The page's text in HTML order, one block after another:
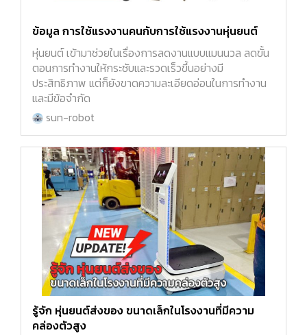
ข้อมูล การใช้แรงงานคนกับการใช้แรงงานหุ่นยนต์
หุ่นยนต์ เข้ามาช่วยในเรื่องการลดงานแบบแมนนวล ลดขั้น
ตอนการทำงานให้กระชับและรวดเร็วขึ้นอย่างมี
ประสิทธิภาพ แต่ก็ยังขาดความละเอียดอ่อนในการทำงาน
และมีข้อจำกัด
sun-robot
รู้จัก หุ่นยนต์ส่งของ ขนาดเล็กในโรงงานที่มีความ
คล่องตัวสูง